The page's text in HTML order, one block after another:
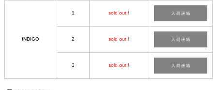
INDIGO
1 sold out !
2 sold out !
3 sold out !